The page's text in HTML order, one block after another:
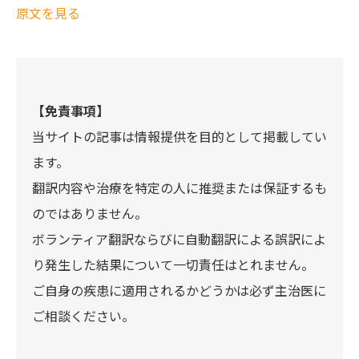
原文を見る
【免責事項】
当サイトの記事は情報提供を目的として掲載してい
ます。
翻訳内容や治療を特定の人に推奨または保証するも
のではありません。
ボランティア翻訳ならびに自動翻訳による誤訳によ
り発生した結果について一切責任はとれません。
ご自身の疾患に適用されるかどうかは必ず主治医に
ご相談ください。